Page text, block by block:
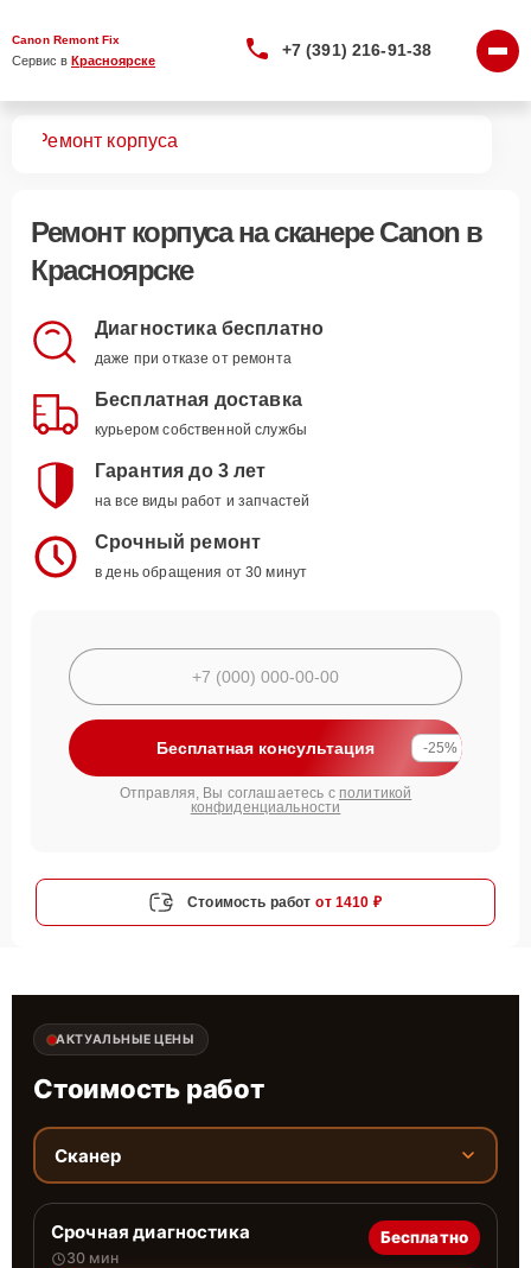
Canon Remont Fix
Сервис в Красноярске
+7 (391) 216-91-38
Ремонт корпуса
Ремонт корпусана сканере Canon в
Красноярске
Диагностика бесплатно
даже при отказе от ремонта
Бесплатная доставка
курьером собственной службы
Гарантия до 3 лет
на все виды работ и запчастей
Срочный ремонт
в день обращения от 30 минут
Бесплатная консультация -25%
Отправляя, Вы соглашаетесь с политикой
конфиденциальности
Стоимость работ от 1410 ₽
АКТУАЛЬНЫЕ ЦЕНЫ
Стоимость работ
Сканер
Срочная диагностика
30 мин
Бесплатно